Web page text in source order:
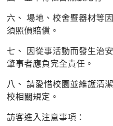
六、 場地、校舍暨器材等
須照價賠償。
七、 因從事活動而發生治
肇事者應負完全責任。
八、 請愛惜校園並維護清
校相關規定。
訪客進入注意事項：